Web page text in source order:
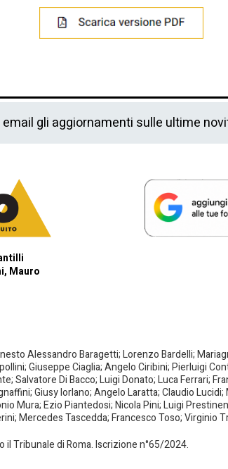
gli aggiornamenti sulle ultime
Mauro
Alessandro Baragetti; Lorenzo Bardelli;
Giuseppe Ciaglia; Angelo Ciribini; Pierluigi
Salvatore Di Bacco; Luigi Donato; Luca Ferrari;
Giusy Iorlano; Angelo Laratta; Claudio
Mura; Ezio Piantedosi; Nicola Pini; Luigi
Mercedes Tascedda; Francesco Toso; Virginio
Tribunale di Roma. Iscrizione n°65/2024.